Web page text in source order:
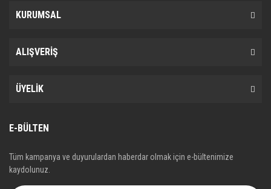
KURUMSAL
ALIŞVERİŞ
ÜYELİK
E-BÜLTEN
Tüm kampanya ve duyurulardan haberdar olmak için e-bültenimize
kaydolunuz.